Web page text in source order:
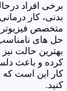
برخی افراد
بدنی، کار
متخصص
حل های
بهترین حالت
کرده و باعث
کار این است
کنید.